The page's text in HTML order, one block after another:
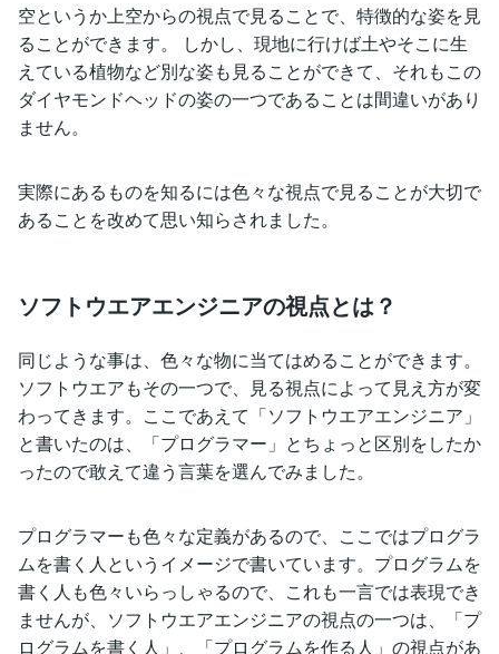
空というか上空からの視点で見ることで、特徴的な姿を見
ることができます。 しかし、現地に行けば土やそこに生
えている植物など別な姿も見ることができて、それもこの
ダイヤモンドヘッドの姿の一つであることは間違いがあり
ません。
実際にあるものを知るには色々な視点で見ることが大切で
あることを改めて思い知らされました。
ソフトウエアエンジニアの視点とは？
同じような事は、色々な物に当てはめることができます。
ソフトウエアもその一つで、見る視点によって見え方が変
わってきます。ここであえて「ソフトウエアエンジニア」
と書いたのは、「プログラマー」とちょっと区別をしたか
ったので敢えて違う言葉を選んでみました。
プログラマーも色々な定義があるので、ここではプログラ
ムを書く人というイメージで書いています。プログラムを
書く人も色々いらっしゃるので、これも一言では表現でき
ませんが、ソフトウエアエンジニアの視点の一つは、「プ
ログラムを書く人」、「プログラムを作る人」の視点があ